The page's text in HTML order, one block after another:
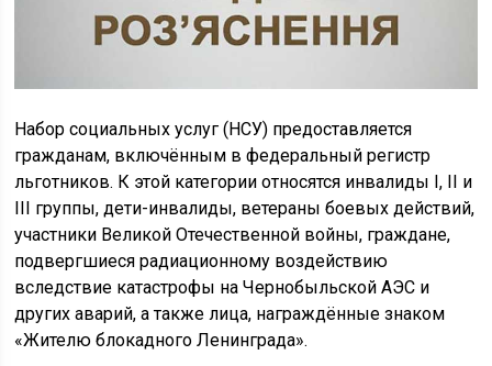
Набор социальных услуг (НСУ) предоставляется
гражданам, включённым в федеральный регистр
льготников. К этой категории относятся инвалиды I, II и
III группы, дети-инвалиды, ветераны боевых действий,
участники Великой Отечественной войны, граждане,
подвергшиеся радиационному воздействию
вследствие катастрофы на Чернобыльской АЭС и
других аварий, а также лица, награждённые знаком
«Жителю блокадного Ленинграда».